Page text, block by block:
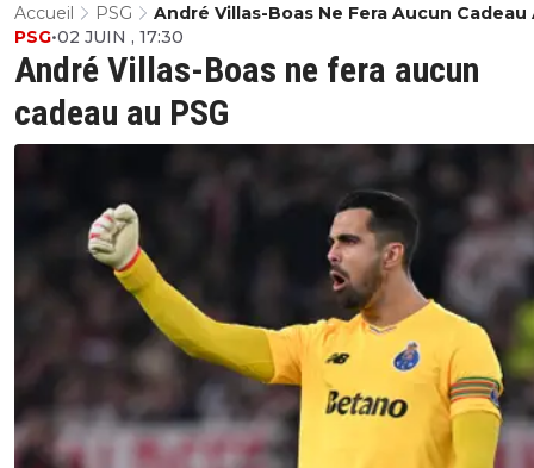
Accueil PSG
André Villas-Boas Ne Fera Aucun Cadeau
PSG
André Villas-Boas ne fera aucun
cadeau au PSG
PSG•02 JUIN , 17:30